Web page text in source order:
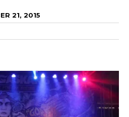
21, 2015